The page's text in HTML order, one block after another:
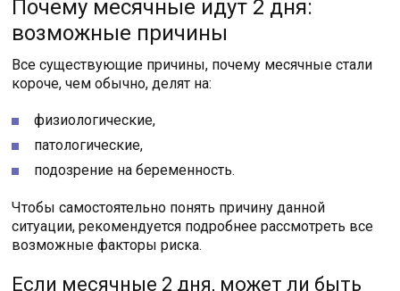
Почему месячные идут 2 дня:
возможные причины
Все существующие причины, почему месячные стали
короче, чем обычно, делят на:
физиологические,
патологические,
подозрение на беременность.
Чтобы самостоятельно понять причину данной
ситуации, рекомендуется подробнее рассмотреть все
возможные факторы риска.
Если месячные 2 дня, может ли быть